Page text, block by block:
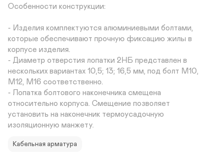
Особенности конструкции:
- Изделия комплектуются алюминиевыми болтами,
которые обеспечивают прочную фиксацию жилы в
корпусе изделия.
- Диаметр отверстия лопатки 2НБ представлен в
нескольких вариантах 10,5; 13; 16,5 мм, под болт М10,
М12, М16 соответственно.
- Лопатка болтового наконечника смещена
относительно корпуса. Смещение позволяет
установить на наконечник термоусадочную
изоляционную манжету.
Кабельная арматура